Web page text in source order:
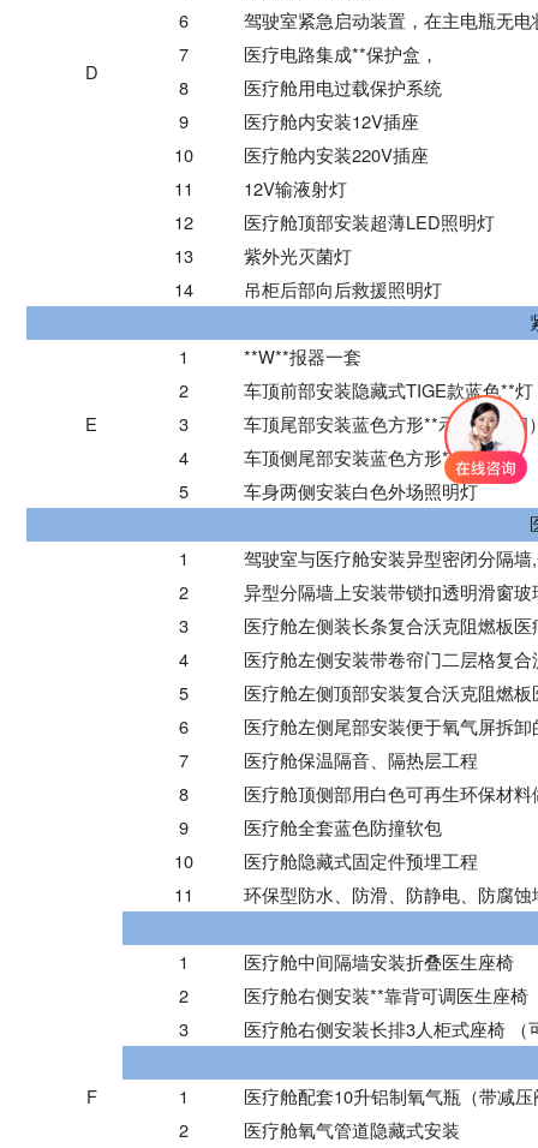
D
6
驾驶室紧急启动装置 ，在主电瓶无
7
医疗电路集成**保护盒 ，
8
医疗舱用电过载保护系统
9
医疗舱内安装12V插座
10
医疗舱内安装220V插座
11
12V输液射灯
12
医疗舱顶部安装超薄LED照明灯
13
紫外光灭菌灯
14
吊柜后部向后救援照明灯
E
1
**W**报器一套
2
车顶前部安装隐藏式TIGE款蓝色**灯
3
车顶尾部安装蓝色方形**示灯（爆闪
4
车顶侧尾部安装蓝色方形**示灯
5
车身两侧安装白色外场照明灯
F
1
驾驶室与医疗舱安装异型密闭分隔
2
异型分隔墙上安装带锁扣透明滑窗玻
3
医疗舱左侧装长条复合沃克阻燃板
4
医疗舱左侧安装带卷帘门二层格复
5
医疗舱左侧顶部安装复合沃克阻燃
6
医疗舱左侧尾部安装便于氧气屏拆
7
医疗舱保温隔音、隔热层工程
8
医疗舱顶侧部用白色可再生环保材
9
医疗舱全套蓝色防撞软包
10
医疗舱隐藏式固定件预埋工程
11
环保型防水、防滑、防静电、防腐
1
医疗舱中间隔墙安装折叠医生座椅
2
医疗舱右侧安装**靠背可调医生座椅
3
医疗舱右侧安装长排3人柜式座椅
1
医疗舱配套10升铝制氧气瓶（带减
2
医疗舱氧气管道隐藏式安装